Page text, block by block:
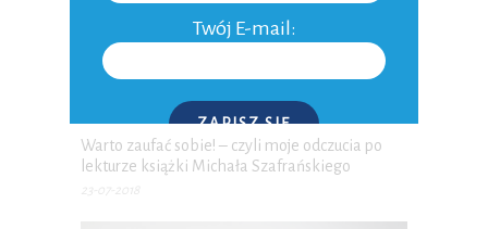
Warto zaufać sobie! – czyli moje odczucia po
lekturze książki Michała Szafrańskiego
23-07-2018
Twój E-mail:
ZAPISZ SIĘ
P.S. W każdej chwili możesz wypisać się z kursu.